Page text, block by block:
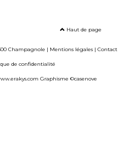
Haut de page
Champagnole | Mentions légales | Contact
de confidentialité
Graphisme ©casenove